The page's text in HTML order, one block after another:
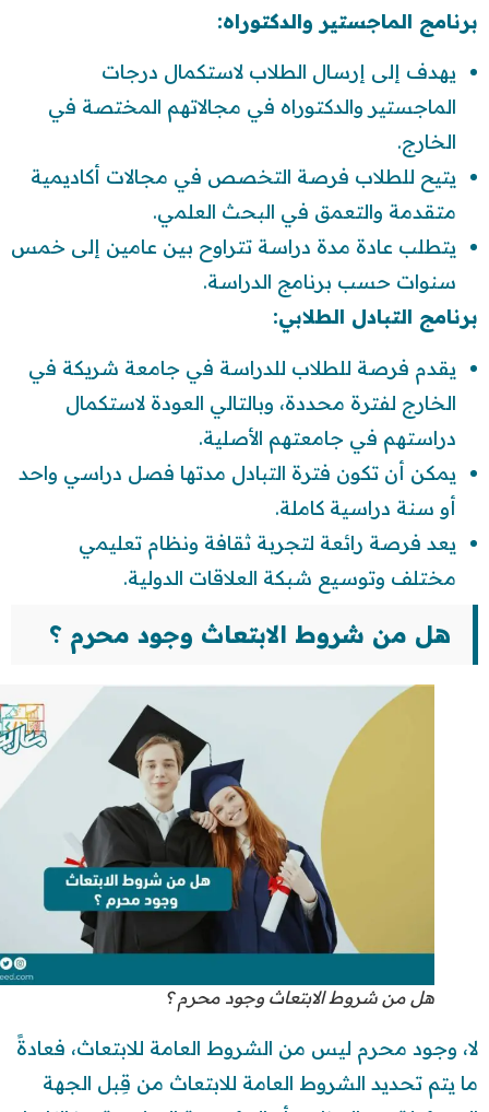
برنامج الماجستير والدكتوراه:
يهدف إلى إرسال الطلاب لاستكمال درجات
الماجستير والدكتوراه في مجالاتهم المختصة في
الخارج.
يتيح للطلاب فرصة التخصص في مجالات أكاديمية
متقدمة والتعمق في البحث العلمي.
يتطلب عادة مدة دراسة تتراوح بين عامين إلى خمس
سنوات حسب برنامج الدراسة.
برنامج التبادل الطلابي:
يقدم فرصة للطلاب للدراسة في جامعة شريكة في
الخارج لفترة محددة، وبالتالي العودة لاستكمال
دراستهم في جامعتهم الأصلية.
يمكن أن تكون فترة التبادل مدتها فصل دراسي واحد
أو سنة دراسية كاملة.
يعد فرصة رائعة لتجربة ثقافة ونظام تعليمي
مختلف وتوسيع شبكة العلاقات الدولية.
هل من شروط الابتعاث وجود محرم ؟
هل من شروط الابتعاث وجود محرم ؟
لا، وجود محرم ليس من الشروط العامة للابتعاث، فعادةً
ما يتم تحديد الشروط العامة للابتعاث من قِبل الجهة